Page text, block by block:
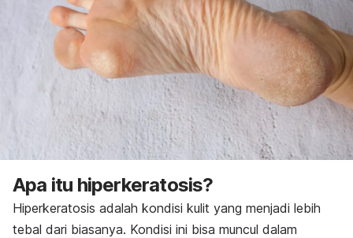
Apa itu hiperkeratosis?
Hiperkeratosis adalah kondisi kulit yang menjadi lebih
tebal dari biasanya. Kondisi ini bisa muncul dalam